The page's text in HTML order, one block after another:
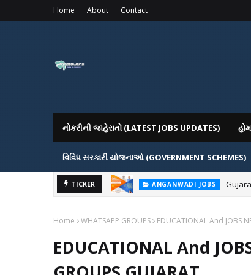
Home About Contact
નોકરીની જાહેરાતો (LATEST JOBS UPDATES)
વિવિધ સરકારી યોજનાઓ (GOVERNMENT SCHEMES)
TICKER ANGANWADI JOBS
Home WHATSAPP GROUPS EDUCATIONAL And JOBS
EDUCATIONAL And